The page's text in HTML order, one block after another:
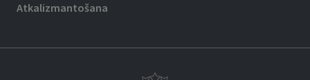
Atkalizmantošana